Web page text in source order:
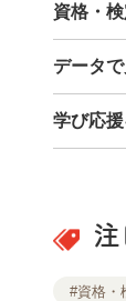
資格・
データ
学び応
注
#資格・